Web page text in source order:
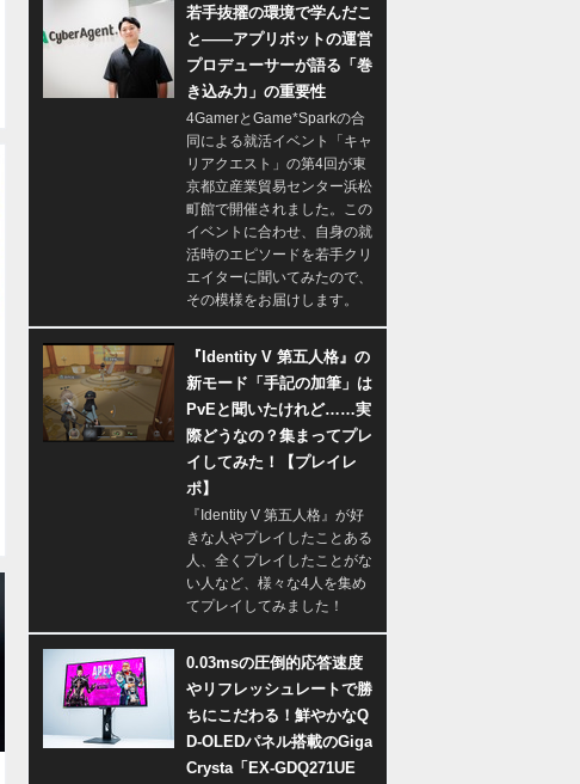
若手抜擢の環境で学んだこ
と――アプリボットの運営
プロデューサーが語る「巻
き込み力」の重要性
4GamerとGame*Sparkの合
同による就活イベント「キャ
リアクエスト」の第4回が東
京都立産業貿易センター浜松
町館で開催されました。この
イベントに合わせ、自身の就
活時のエピソードを若手クリ
エイターに聞いてみたので、
その模様をお届けします。
『Identity V 第五人格』の
新モード「手記の加筆」は
PvEと聞いたけれど……実
際どうなの？集まってプレ
イしてみた！【プレイレ
ポ】
『Identity V 第五人格』が好
きな人やプレイしたことある
人、全くプレイしたことがな
い人など、様々な4人を集め
てプレイしてみました！
0.03msの圧倒的応答速度
やリフレッシュレートで勝
ちにこだわる！鮮やかなQ
D-OLEDパネル搭載のGiga
Crysta「EX-GDQ271UE